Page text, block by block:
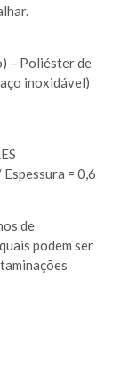
– Poliéster de
inoxidável)
Espessura = 0,6
de
podem ser